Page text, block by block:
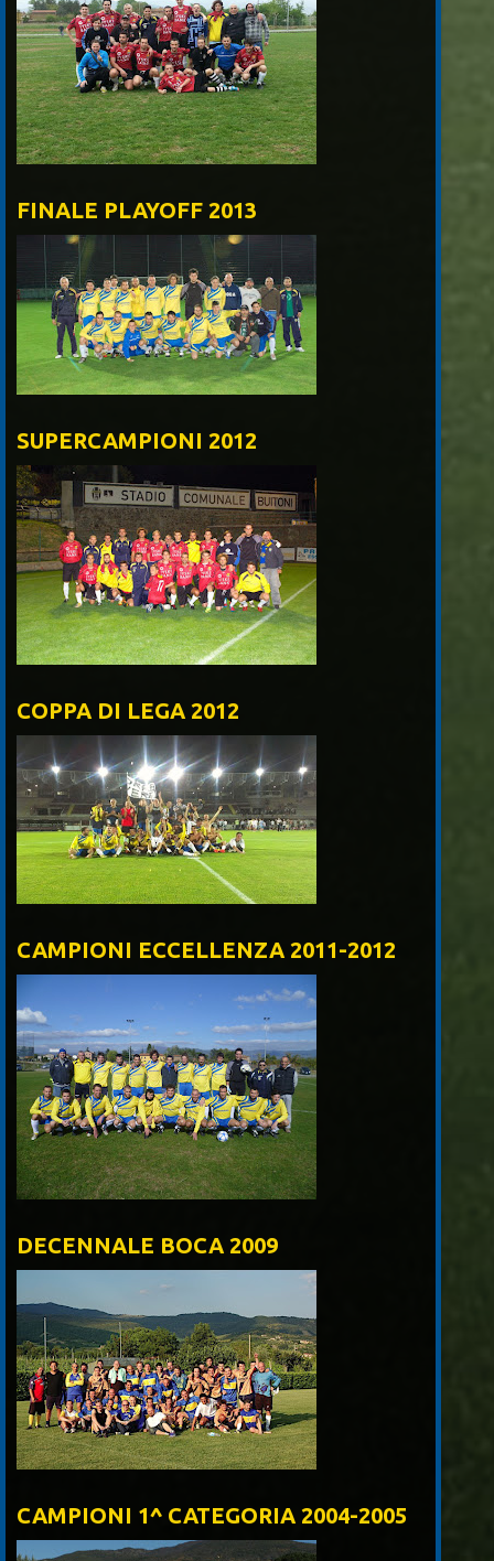
FINALE PLAYOFF 2013
SUPERCAMPIONI 2012
COPPA DI LEGA 2012
CAMPIONI ECCELLENZA 2011-2012
DECENNALE BOCA 2009
CAMPIONI 1^ CATEGORIA 2004-2005